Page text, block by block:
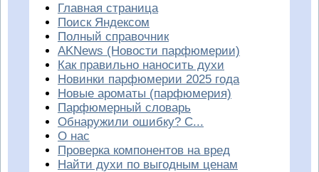
Главная страница
Поиск Яндексом
Полный справочник
AKNews (Новости парфюмерии)
Как правильно наносить духи
Новинки парфюмерии 2025 года
Новые ароматы (парфюмерия)
Парфюмерный словарь
Обнаружили ошибку? С...
О нас
Проверка компонентов на вред
Найти духи по выгодным ценам